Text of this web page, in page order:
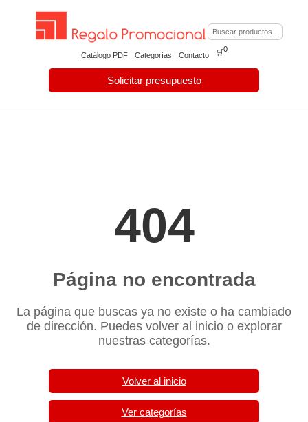
Catálogo PDF Categorías Contacto
Solicitar presupuesto
🛒0
404
Página no encontrada
La página que buscas ya no existe o ha cambiado
de dirección. Puedes volver al inicio o explorar
nuestras categorías.
Volver al inicio
Ver categorías